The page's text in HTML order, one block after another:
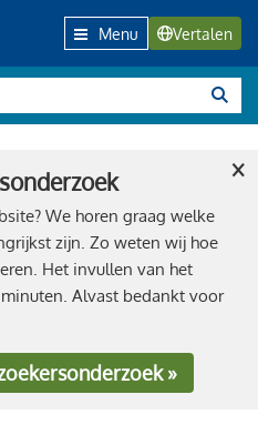
Menu Vertalen
We horen graag welke
zijn. Zo weten wij hoe
Het invullen van het
Alvast bedankt voor
»
×